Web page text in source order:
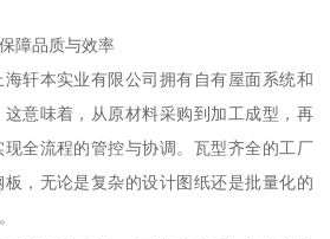
障品质与效率
轩本实业有限公司拥有自有屋面系统和
意味着，从原材料采购到加工成型，再
全流程的管控与协调。瓦型齐全的工厂
，无论是复杂的设计图纸还是批量化的